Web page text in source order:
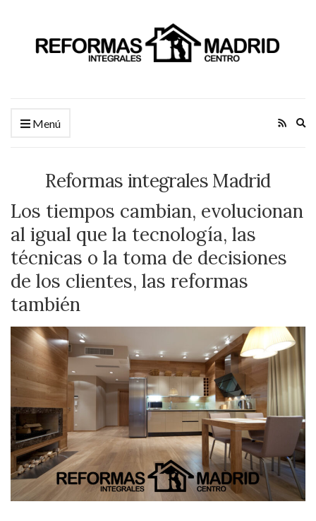
Menú
Reformas integrales Madrid
Los tiempos cambian, evolucionan
al igual que la tecnología, las
técnicas o la toma de decisiones
de los clientes, las reformas
también